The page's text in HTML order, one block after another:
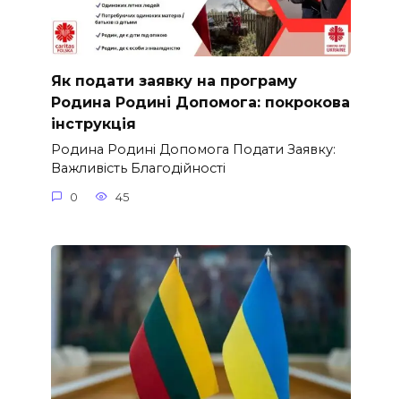
Як подати заявку на програму
Родина Родині Допомога: покрокова
інструкція
Родина Родині Допомога Подати Заявку:
Важливість Благодійності
0 45